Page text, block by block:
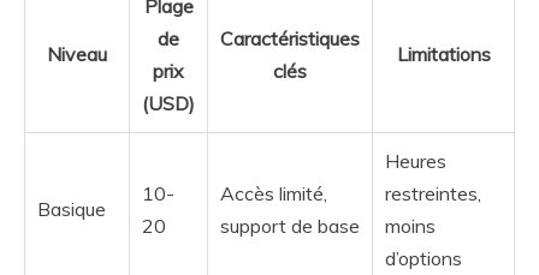
Niveau
Plage
de
prix
(USD)
Caractéristiques
clés
Limitations
Basique
10-
20
Accès limité,
support de base
Heures
restreintes,
moins
d’options